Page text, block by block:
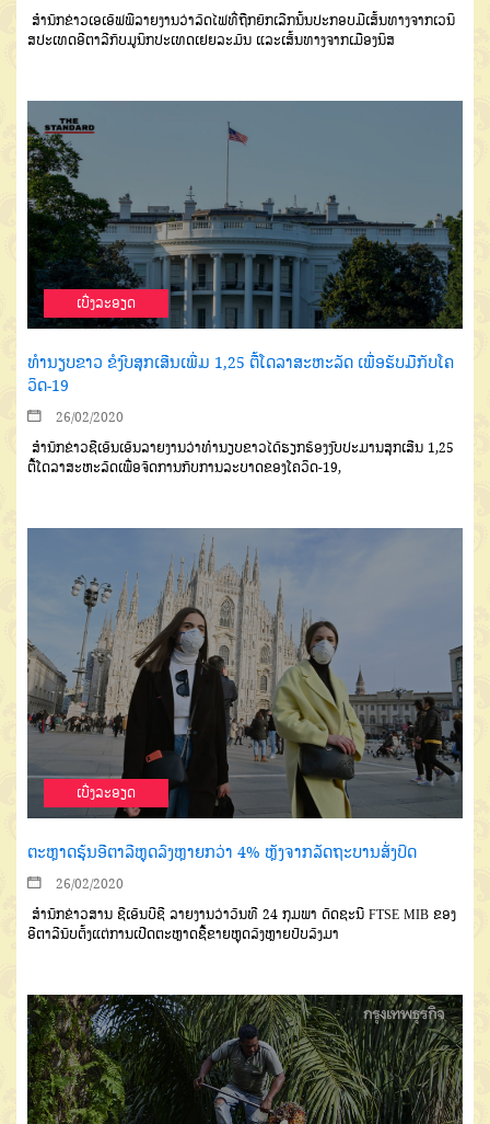
ສຳນັກຂ່າວເອເອັຟພີລາຍງານວ່າລົດໄຟທີ່ຖືກຍົກເລີກນັ້ນປະກອບມີເສັ້ນທາງຈາກເວນິ
ສປະເທດອີຕາລີກັບມູນິກປະເທດເຢຍລະມັນ ແລະເສັ້ນທາງຈາກເມືອງນິສ
ເບີ່ງລະອຽດ
ທຳນຽບຂາວ ຂໍງົບສຸກເສີນເພີ່ມ 1,25 ຕື້ໂດລາສະຫະລັດ ເພື່ອຮັບມືກັບໂຄ
ວິດ-19
26/02/2020
ສຳນັກຂ່າວຊີເອັນເອັນລາຍງານວ່າທຳນຽບຂາວໄດ້ຮຽກຮ້ອງງົບປະມານສຸກເສີນ 1,25
ຕື້ໂດລາສະຫະລັດເພື່ອຈັດການກັບການລະບາດຂອງໂຄວິດ-19,
ເບີ່ງລະອຽດ
ຕະຫຼາດຮຸ້ນອີຕາລີຫຼຸດລົງຫຼາຍກວ່າ 4% ຫຼັງຈາກລັດຖະບານສັ່ງປິດ
26/02/2020
ສຳນັກຂ່າວສານ ຊີເອັນບີຊີ ລາຍງານວ່າວັນທີ 24 ກຸມພາ ດັດຊະນີ FTSE MIB ຂອງ
ອີຕາລີນັບຕັ້ງແຕ່ການເປີດຕະຫຼາດຊື້ຂາຍຫຼຸດລົງຫຼາຍປັບລົງມາ